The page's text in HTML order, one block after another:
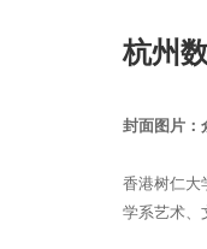
杭州
封面图片：
香港树仁大
学系艺术、